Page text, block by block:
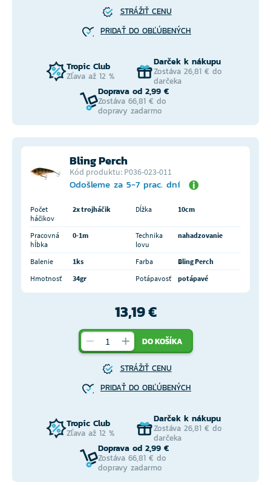
STRÁŽIŤ CENU
PRIDAŤ DO OBĽÚBENÝCH
Tropic Club
Zľava až 12 %
Darček k nákupu
Zostáva 26,81 € do
darčeka
Doprava od 2,99 €
Zostáva 66,81 € do
dopravy zadarmo
Bling Perch
Kód produktu: P036-023-011
Odošleme za 5-7 prac. dní
Počet
háčikov
2x trojháčik Dĺžka 10cm
Pracovná
hĺbka
0-1m
Technika
lovu
nahadzovanie
Balenie 1ks Farba
Bling Perch
Hmotnosť
34gr Potápavosť potápavé
13,19 €
DO KOŠÍKA
STRÁŽIŤ CENU
PRIDAŤ DO OBĽÚBENÝCH
Tropic Club
Zľava až 12 %
Darček k nákupu
Zostáva 26,81 € do
darčeka
Doprava od 2,99 €
Zostáva 66,81 € do
dopravy zadarmo